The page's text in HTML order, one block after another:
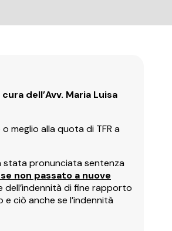
cura dell’Avv. Maria Luisa
meglio alla quota di TFR a
stata pronunciata sentenza
se non passato a nuove
dell’indennità di fine rapporto
ciò anche se l’indennità